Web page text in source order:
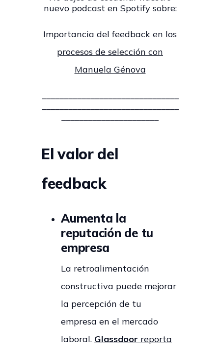
nuevo podcast en Spotify sobre:
Importancia del feedback en los
procesos de selección con
Manuela Génova
El valor del
feedback
Aumenta la
reputación de tu
empresa
La retroalimentación
constructiva puede mejorar
la percepción de tu
empresa en el mercado
laboral. Glassdoor reporta